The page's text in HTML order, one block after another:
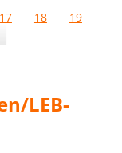
17 18
19
LEB-